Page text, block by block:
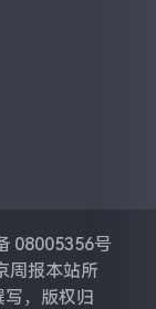
08005356号
周报本站所
，版权归